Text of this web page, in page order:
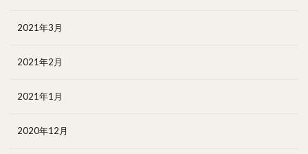
2021年3月
2021年2月
2021年1月
2020年12月